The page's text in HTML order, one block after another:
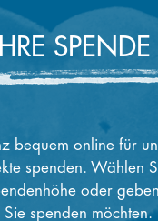
IHRE SPENDE
bequem online für
spenden. Wählen
oder
spenden möchten.